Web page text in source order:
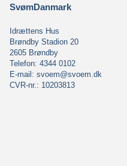
SvømDanmark
Idrættens Hus
Brøndby Stadion 20
2605 Brøndby
Telefon: 4344 0102
E-mail: svoem@svoem.dk
CVR-nr.: 10203813